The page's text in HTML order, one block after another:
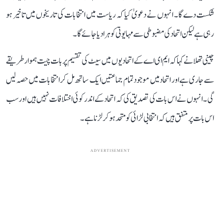
شکست دے گا۔ انہوں نے دعویٰ کیا کہ ریاست میں انتخابات کی تاریخوں میں تاخیر ہو
رہی ہے لیکن اتحاد کی مضبوطی سے مہایوتی کو ہرا دیا جائے گا۔
چینی تھلا نے کہا کہ ایم ای اے کے اتحادیوں میں سیٹ کی تقسیم پر بات چیت ہموار طریقے
سے جاری ہے اور اتحاد میں موجود تمام جماعتیں ایک ساتھ مل کر انتخابات میں حصہ لیں
گی۔ انہوں نے اس بات کی تصدیق کی کہ اتحاد کے اندر کوئی اختلافات نہیں ہیں اور سب
اس بات پر متفق ہیں کہ انتخابی لڑائی کو متحد ہو کر لڑنا ہے۔
ADVERTISEMENT